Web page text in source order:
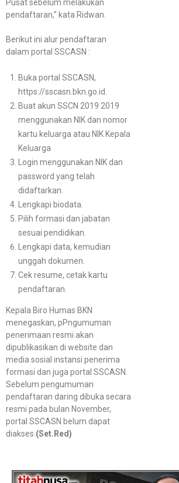
Pusat sebelum melakukan
pendaftaran,” kata Ridwan.
Berikut ini alur pendaftaran
dalam portal SSCASN :
Buka portal SSCASN,
https://sscasn.bkn.go.id.
Buat akun SSCN 2019 2019
menggunakan NIK dan nomor
kartu keluarga atau NIK Kepala
Keluarga
Login menggunakan NIK dan
password yang telah
didaftarkan.
Lengkapi biodata.
Pilih formasi dan jabatan
sesuai pendidikan.
Lengkapi data, kemudian
unggah dokumen.
Cek resume, cetak kartu
pendaftaran.
Kepala Biro Humas BKN
menegaskan, pPngumuman
penerimaan resmi akan
dipublikasikan di website dan
media sosial instansi penerima
formasi dan juga portal SSCASN.
Sebelum pengumuman
pendaftaran daring dibuka secara
resmi pada bulan November,
portal SSCASN belum dapat
diakses. (Set.Red)